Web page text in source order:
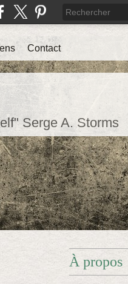
Serge A. Storms
Contact
À propos